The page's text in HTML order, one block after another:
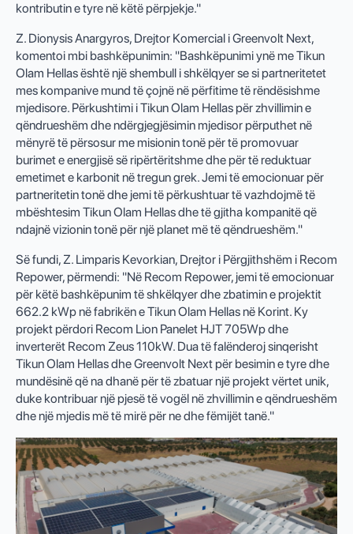
kontributin e tyre në këtë përpjekje."
Z. Dionysis Anargyros, Drejtor Komercial i Greenvolt Next,
komentoi mbi bashkëpunimin: "Bashkëpunimi ynë me Tikun
Olam Hellas është një shembull i shkëlqyer se si partneritetet
mes kompanive mund të çojnë në përfitime të rëndësishme
mjedisore. Përkushtimi i Tikun Olam Hellas për zhvillimin e
qëndrueshëm dhe ndërgjegjësimin mjedisor përputhet në
mënyrë të përsosur me misionin tonë për të promovuar
burimet e energjisë së ripërtëritshme dhe për të reduktuar
emetimet e karbonit në tregun grek. Jemi të emocionuar për
partneritetin tonë dhe jemi të përkushtuar të vazhdojmë të
mbështesim Tikun Olam Hellas dhe të gjitha kompanitë që
ndajnë vizionin tonë për një planet më të qëndrueshëm."
Së fundi, Z. Limparis Kevorkian, Drejtor i Përgjithshëm i Recom
Repower, përmendi: "Në Recom Repower, jemi të emocionuar
për këtë bashkëpunim të shkëlqyer dhe zbatimin e projektit
662.2 kWp në fabrikën e Tikun Olam Hellas në Korint. Ky
projekt përdori Recom Lion Panelet HJT 705Wp dhe
inverterët Recom Zeus 110kW. Dua të falënderoj sinqerisht
Tikun Olam Hellas dhe Greenvolt Next për besimin e tyre dhe
mundësinë që na dhanë për të zbatuar një projekt vërtet unik,
duke kontribuar një pjesë të vogël në zhvillimin e qëndrueshëm
dhe një mjedis më të mirë për ne dhe fëmijët tanë."